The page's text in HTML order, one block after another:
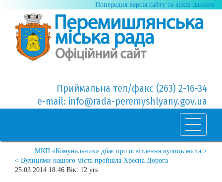
Попередня версія сайту та архів данних
Приймальна тел/факс (263) 2-16-34
e-mail: info@rada-peremyshlyany.gov.ua
МКП «Комунальник» дбає про освітлення вулиць міста >
< Вулицями нашого міста пройшла Хресна Дорога
25.03.2014 18:46 Вік: 12 yrs